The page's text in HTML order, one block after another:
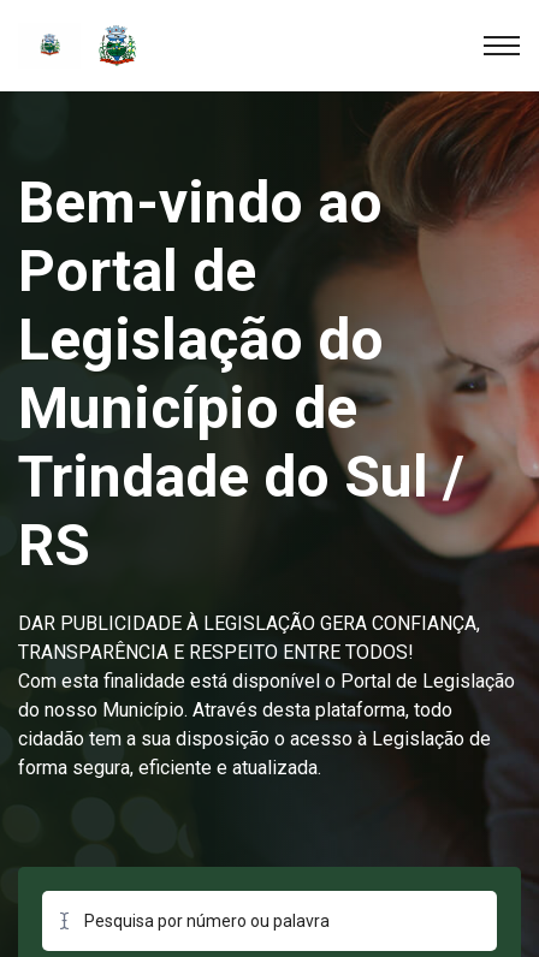
Bem-vindo ao
Portal de
Legislação do
Município de
Trindade do Sul /
RS
DAR PUBLICIDADE À LEGISLAÇÃO GERA CONFIANÇA,
TRANSPARÊNCIA E RESPEITO ENTRE TODOS!
Com esta finalidade está disponível o Portal de Legislação
do nosso Município. Através desta plataforma, todo
cidadão tem a sua disposição o acesso à Legislação de
forma segura, eficiente e atualizada.